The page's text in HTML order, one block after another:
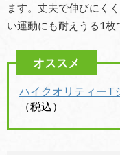
ます。丈夫で伸びにく
い運動にも耐えうる1枚
ハイクオリティーT
（税込）